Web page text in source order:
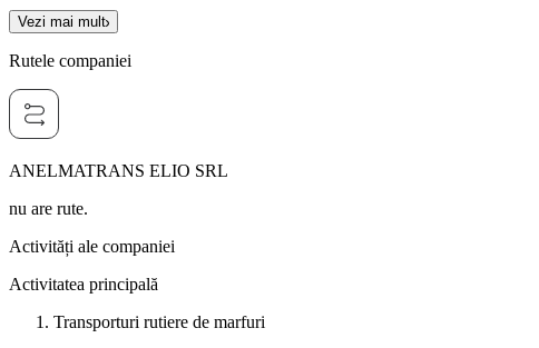
Vezi mai mult
Rutele companiei
ANELMATRANS ELIO SRL
nu are rute.
Activități ale companiei
Activitatea principală
Transporturi rutiere de marfuri